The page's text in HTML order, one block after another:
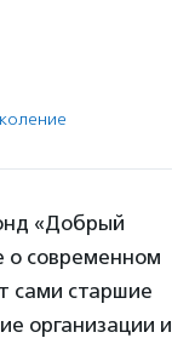
«Добрый
о современном
сами старшие
организации и